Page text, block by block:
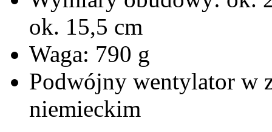
ok. 15,5 cm
Waga: 790 g
Podwójny wentylator w
niemieckim